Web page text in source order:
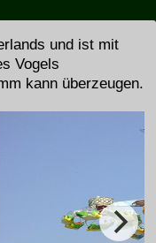
und ist mit
Vogels
kann überzeugen.